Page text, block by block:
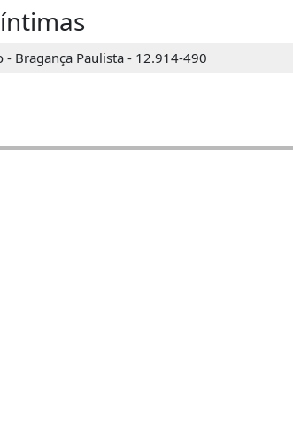
- Bragança Paulista - 12.914-490